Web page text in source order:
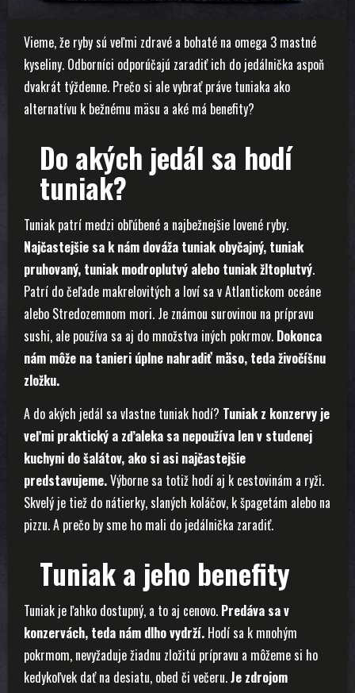
Vieme, že ryby sú veľmi zdravé a bohaté na omega 3 mastné
kyseliny. Odborníci odporúčajú zaradiť ich do jedálnička aspoň
dvakrát týždenne. Prečo si ale vybrať práve tuniaka ako
alternatívu k bežnému mäsu a aké má benefity?
Do akých jedál sa hodí
tuniak?
Tuniak patrí medzi obľúbené a najbežnejšie lovené ryby.
Najčastejšie sa k nám dováža tuniak obyčajný, tuniak
pruhovaný, tuniak modroplutvý alebo tuniak žltoplutvý.
Patrí do čeľade makrelovitých a loví sa v Atlantickom oceáne
alebo Stredozemnom mori. Je známou surovinou na prípravu
sushi, ale používa sa aj do množstva iných pokrmov. Dokonca
nám môže na tanieri úplne nahradiť mäso, teda živočíšnu
zložku.
A do akých jedál sa vlastne tuniak hodí? Tuniak z konzervy je
veľmi praktický a zďaleka sa nepoužíva len v studenej
kuchyni do šalátov, ako si asi najčastejšie
predstavujeme.Výborne sa totiž hodí aj k cestovinám a ryži.
Skvelý je tiež do nátierky, slaných koláčov, k špagetám alebo na
pizzu. A prečo by sme ho mali do jedálnička zaradiť.
Tuniak a jeho benefity
Tuniak je ľahko dostupný, a to aj cenovo. Predáva sa v
konzervách, teda nám dlho vydrží. Hodí sa k mnohým
pokrmom, nevyžaduje žiadnu zložitú prípravu a môžeme si ho
kedykoľvek dať na desiatu, obed či večeru.Je zdrojom